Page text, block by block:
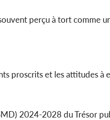
perçu à tort comme
proscrits et les attitudes à
2024-2028 du Trésor